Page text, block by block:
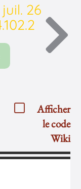
26
Afficher
le code
Wiki